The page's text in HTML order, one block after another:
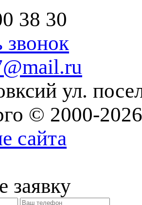
38 30
звонок
ул.
© 2000-
сайта
заявку